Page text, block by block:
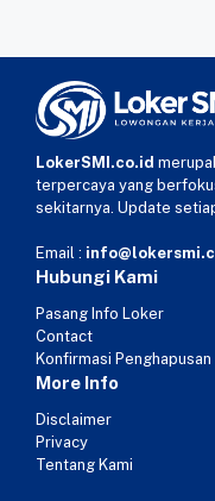
LokerSMI.co.id
terpercaya yang
sekitarnya. Update
Email :
Hubungi Kami
Pasang Info Loker
Contact
Konfirmasi Penghapusan
More Info
Disclaimer
Privacy
Tentang Kami